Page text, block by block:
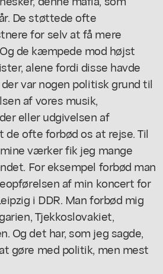
De støttede ofte
for selv at få mere
de kæmpede mod højst
alene fordi disse havde
var nogen politisk grund til
af vores musik,
eller udgivelsen af
de ofte forbød os at rejse. Til
værker fik jeg mange
For eksempel forbød man
af min koncert for
i DDR. Man forbød mig
Tjekkoslovakiet,
Og det har, som jeg sagde,
gøre med politik, men mest